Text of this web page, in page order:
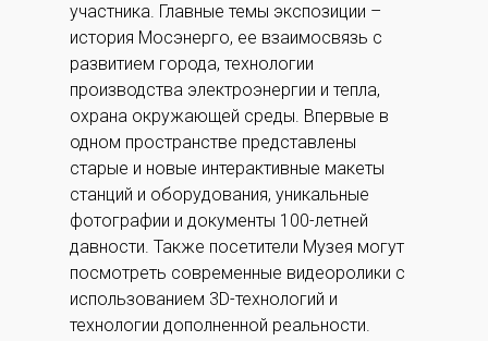
участника. Главные темы экспозиции –
история Мосэнерго, ее взаимосвязь с
развитием города, технологии
производства электроэнергии и тепла,
охрана окружающей среды. Впервые в
одном пространстве представлены
старые и новые интерактивные макеты
станций и оборудования, уникальные
фотографии и документы 100-летней
давности. Также посетители Музея могут
посмотреть современные видеоролики с
использованием 3D-технологий и
технологии дополненной реальности.